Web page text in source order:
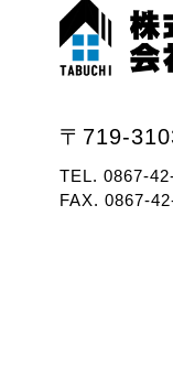
〒719-
TEL. 0867-
FAX. 0867-